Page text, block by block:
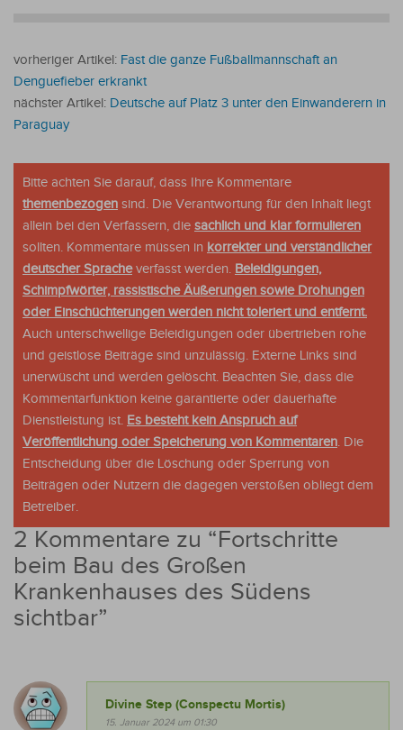
vorheriger Artikel: Fast die ganze Fußballmannschaft an
Denguefieber erkrankt
nächster Artikel: Deutsche auf Platz 3 unter den Einwanderern in
Paraguay
Bitte achten Sie darauf, dass Ihre Kommentare
themenbezogen sind. Die Verantwortung für den Inhalt liegt
allein bei den Verfassern, die sachlich und klar formulieren
sollten. Kommentare müssen in korrekter und verständlicher
deutscher Spracheverfasst werden. Beleidigungen,
Schimpfwörter, rassistische Äußerungen sowie Drohungen
oder Einschüchterungen werden nicht toleriert und entfernt.
Auch unterschwellige Beleidigungen oder übertrieben rohe
und geistlose Beiträge sind unzulässig. Externe Links sind
unerwüscht und werden gelöscht. Beachten Sie, dass die
Kommentarfunktion keine garantierte oder dauerhafte
Dienstleistung ist. Es besteht kein Anspruch auf
Veröffentlichung oder Speicherung von Kommentaren. Die
Entscheidung über die Löschung oder Sperrung von
Beiträgen oder Nutzern die dagegen verstoßen obliegt dem
Betreiber.
2 Kommentare zu “Fortschritte
beim Bau des Großen
Krankenhauses des Südens
sichtbar”
Divine Step (Conspectu Mortis)
15. Januar 2024 um 01:30